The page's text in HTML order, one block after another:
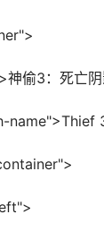
偷3：死亡
name">Thief